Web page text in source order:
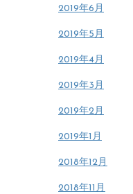
2019年6月
2019年5月
2019年4月
2019年3月
2019年2月
2019年1月
2018年12月
2018年11月